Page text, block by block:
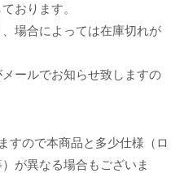
おります。
場合によっては在庫切れが
ールでお知らせ致しますの
すので本商品と多少仕様（ロ
が異なる場合もございま